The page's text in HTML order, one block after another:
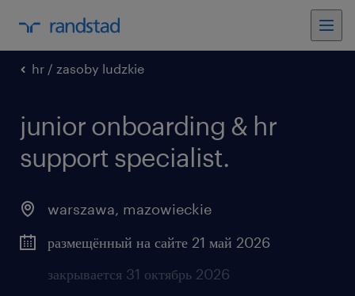
hr / zasoby ludzkie
junior onboarding & hr
support specialist.
warszawa, mazowieckie
размещённый на сайте 21 май 2026
закрывается 31 октябрь 2026